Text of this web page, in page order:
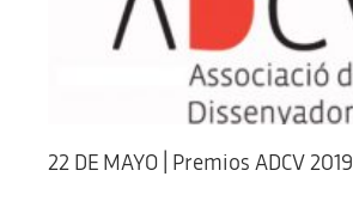
22 DE MAYO | Premios ADCV 2019